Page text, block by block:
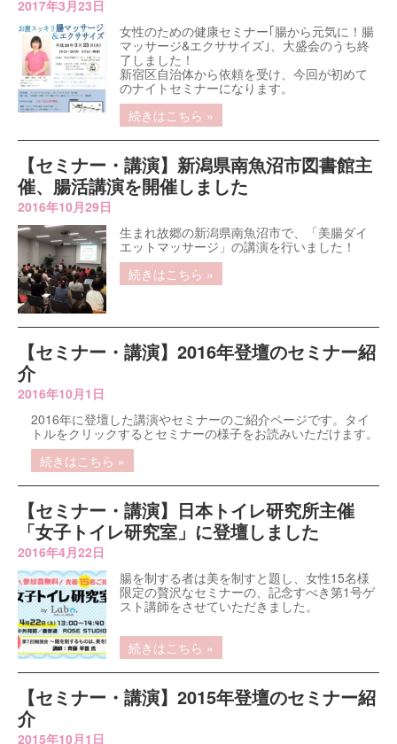
2017年3月23日
女性のための健康セミナー｢腸から元気に！腸
マッサージ&エクササイズ｣、大盛会のうち終
了しました！
新宿区自治体から依頼を受け、今回が初めて
のナイトセミナーになります。
続きはこちら »
【セミナー・講演】新潟県南魚沼市図書館主
催、腸活講演を開催しました
2016年10月29日
生まれ故郷の新潟県南魚沼市で、「美腸ダイ
エットマッサージ」の講演を行いました！
続きはこちら »
【セミナー・講演】2016年登壇のセミナー紹
介
2016年10月1日
2016年に登壇した講演やセミナーのご紹介ページです。タイ
トルをクリックするとセミナーの様子をお読みいただけます。
続きはこちら »
【セミナー・講演】日本トイレ研究所主催
「女子トイレ研究室」に登壇しました
2016年4月22日
腸を制する者は美を制すと題し、女性15名様
限定の贅沢なセミナーの、記念すべき第1号ゲ
スト講師をさせていただきました。
続きはこちら »
【セミナー・講演】2015年登壇のセミナー紹
介
2015年10月1日